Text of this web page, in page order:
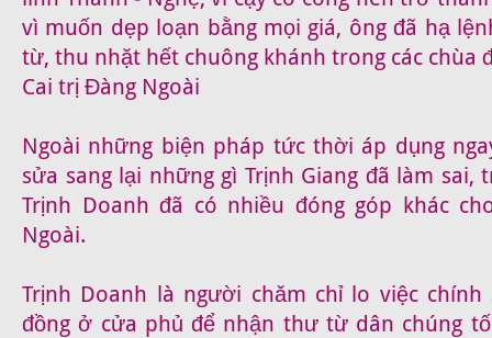
vì muốn dẹp loạn bằng mọi giá, ông đã hạ
từ, thu nhặt hết chuông khánh trong các chùa
Cai trị Đàng Ngoài
Ngoài những biện pháp tức thời áp dụng
sửa sang lại những gì Trịnh Giang đã làm sai,
Trịnh Doanh đã có nhiều đóng góp khác
Ngoài.
Trịnh Doanh là người chǎm chỉ lo việc chính
đồng ở cửa phủ để nhận thư từ dân chúng